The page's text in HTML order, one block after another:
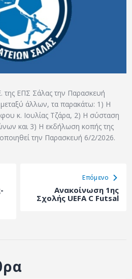
της ΕΠΣ Σάλας την Παρασκευή
άλλων, τα παρακάτω: 1) Η
κ. Ιουλίας Τζάρα, 2) Η σύσταση
και 3) Η εκδήλωση κοπής της
την Παρασκευή 6/2/2026.
Eπόμενο
Ανακοίνωση 1ης
Σχολής UEFA C Futsal